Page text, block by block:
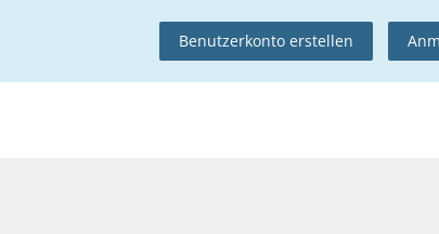
Benutzerkonto erstellen